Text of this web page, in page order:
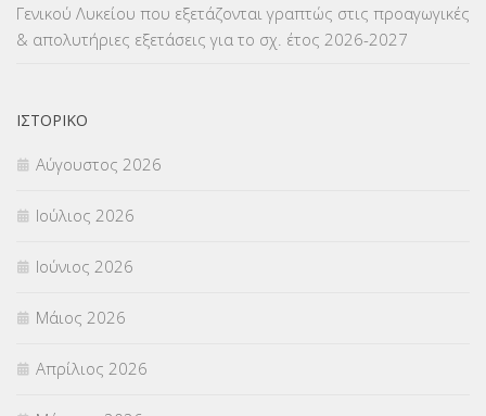
ΜΕΤΑΦΟΡΑ ΜΑΘΗΤΩΝ(3)
ΟΙΚΟΝΟΜΙΚΑ ΘΕΜΑΤΑ
Π.Ε.Κ. ΗΡΑΚΛΕΙΟΥ
ΠΑΝΕΛΛΑΔΙΚΕΣ ΕΞΕΤΑΣΕΙΣ
ΠΡΟΚΗΡΥΞΕΙΣ
ΣΕΜΙΝΑΡΙΑ – ΗΜΕΡΙΔΕΣ
ΣΕΠ(50)
Γενικού Λυκείου που εξετάζονται γραπτώς στις προαγωγικές
& απολυτήριες εξετάσεις για το σχ. έτος 2026-2027
ΙΣΤΟΡΙΚΌ
Αύγουστος 2026
Ιούλιος 2026
Ιούνιος 2026
Μάιος 2026
Απρίλιος 2026